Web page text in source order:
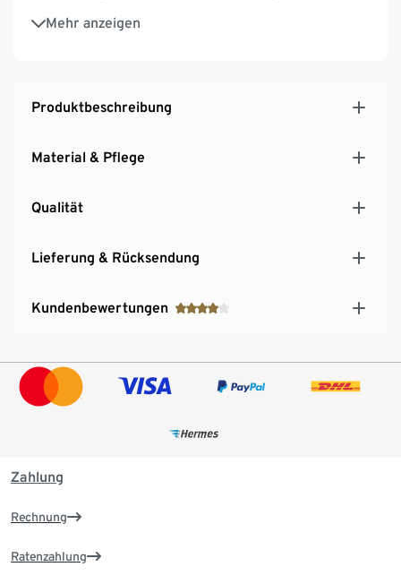
Mehr anzeigen
Ideal für Teig von bis zu 2 mm Dicke
Inkl. Rezeptvorschlägen
Produktbeschreibung
Material & Pflege
Qualität
Lieferung & Rücksendung
Kundenbewertungen
Zahlung
Rechnung
Ratenzahlung